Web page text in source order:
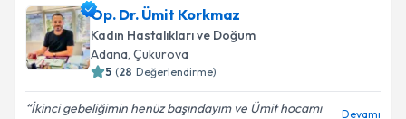
E-posta Adresiniz
Kişisel verilerimin işlenmesine ilişkinAydınlatma
Op. Dr. Ümit Korkmaz
Kadın Hastalıkları ve Doğum
Adana, Çukurova
5 (28 Değerlendirme)
İkinci gebeliğimin henüz başındayım ve Ümit hocamı
Devamı